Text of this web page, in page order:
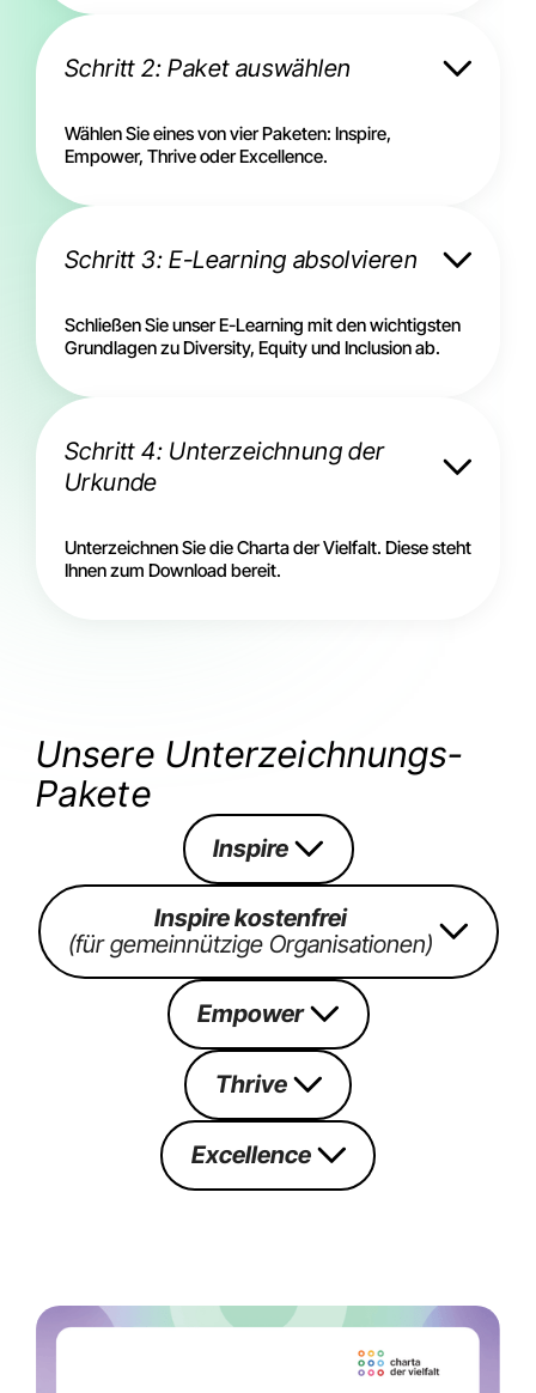
Schritt 2: Paket auswählen
Wählen Sie eines von vier Paketen: Inspire,
Empower, Thrive oder Excellence.
Schritt 3: E-Learning absolvieren
Schließen Sie unser E-Learning mit den wichtigsten
Grundlagen zu Diversity, Equity und Inclusion ab.
Schritt 4: Unterzeichnung der
Urkunde
Unterzeichnen Sie die Charta der Vielfalt. Diese steht
Ihnen zum Download bereit.
Unsere Unterzeichnungs-
Pakete
Inspire
Inspire kostenfrei
(für gemeinnützige Organisationen)
Empower
Thrive
Excellence